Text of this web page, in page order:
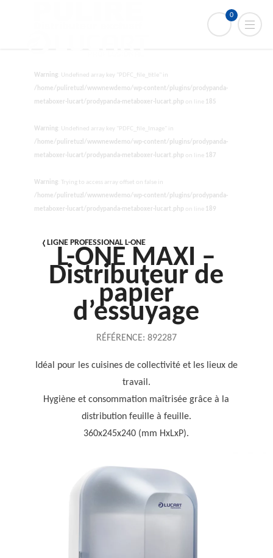
0
Warning: Undefined array key "PDFC_file_title" in
/home/puliretuzl/wwwnewdemo/wp-content/plugins/prodypanda-
metaboxer-lucart/prodypanda-metaboxer-lucart.php on line 185
Warning: Undefined array key "PDFC_file_Image" in
/home/puliretuzl/wwwnewdemo/wp-content/plugins/prodypanda-
metaboxer-lucart/prodypanda-metaboxer-lucart.php on line 187
Warning: Trying to access array offset on false in
/home/puliretuzl/wwwnewdemo/wp-content/plugins/prodypanda-
metaboxer-lucart/prodypanda-metaboxer-lucart.php on line 189
LIGNE PROFESSIONAL L-ONE
L-ONE MAXI –
Distributeur de
papier
d’essuyage
RÉFÉRENCE: 892287
Idéal pour les cuisines de collectivité et les lieux de
travail.
Hygiène et consommation maîtrisée grâce à la
distribution feuille à feuille.
360x245x240 (mm HxLxP).